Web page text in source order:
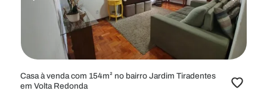
Casa à venda com 154m² no bairro Jardim Tiradentes
em Volta Redonda